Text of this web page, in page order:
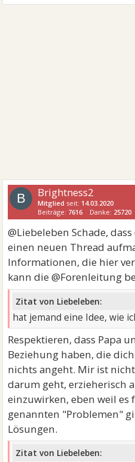
B Brightness2
Mitglied seit: 14.03.2020
Beiträge: 7616 Danke: 25720
@Liebeleben Schade,
einen neuen Thread
Informationen, die hier
kann die @Forenleitung
Zitat von Liebeleben:
hat jemand eine Idee, wie
Respektieren, dass Papa
Beziehung haben, die
nichts angeht. Mir ist
darum geht, erzieherisch
einzuwirken, eben weil es
genannten "Problemen"
Lösungen.
Zitat von Liebeleben: